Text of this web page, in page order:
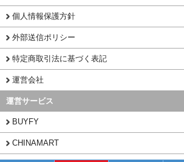
個人情報保護方針
外部送信ポリシー
特定商取引法に基づく表記
運営会社
運営サービス
BUYFY
CHINAMART